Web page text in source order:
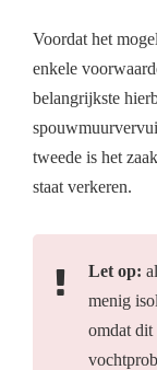
Voordat het
enkele
belangrijkste
tweede is het
staat verkeren.
Let op:
menig
omdat dit